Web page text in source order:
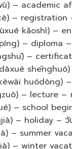
– academic
– registration
kǎoshì) –
– diploma
–
– lecture –
– school
– holiday –
– summer
– winter